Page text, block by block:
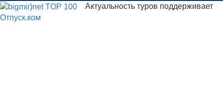
Актуальность туров поддерживает
Отпуск.ком